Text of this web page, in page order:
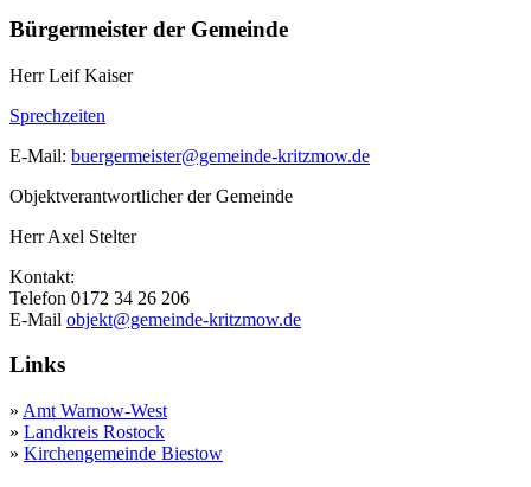
Bürgermeister der Gemeinde
Herr Leif Kaiser
Sprechzeiten
E-Mail: buergermeister@gemeinde-kritzmow.de
Objektverantwortlicher der Gemeinde
Herr Axel Stelter
Kontakt:
Telefon 0172 34 26 206
E-Mail objekt@gemeinde-kritzmow.de
Links
» Amt Warnow-West
» Landkreis Rostock
» Kirchengemeinde Biestow